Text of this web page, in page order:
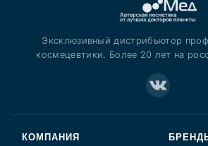
Эксклюзивный дистрибьютор
космецевтики. Более 20 лет на
КОМПАНИЯ